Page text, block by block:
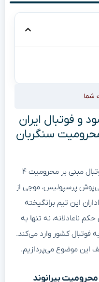
شما
و فوتبال ایران
سنگربان
حکم کمیته انضباطی فدراسیون فوتبال مبنی بر محرومیت ۴
پرسپولیس، موجی از
این تیم برانگیخته
ناعادلانه، نه تنها به
فوتبال کشور وارد می‌کند.
این موضوع می‌پردازیم.
بیرانوند